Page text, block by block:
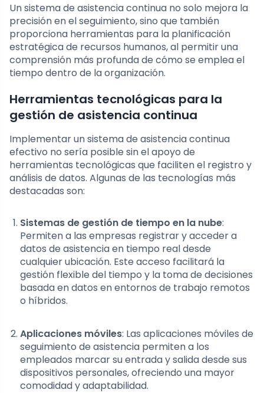
Un sistema de asistencia continua no solo mejora la
precisión en el seguimiento, sino que también
proporciona herramientas para la planificación
estratégica de recursos humanos, al permitir una
comprensión más profunda de cómo se emplea el
tiempo dentro de la organización.
Herramientas tecnológicas para la
gestión de asistencia continua
Implementar un sistema de asistencia continua
efectivo no sería posible sin el apoyo de
herramientas tecnológicas que faciliten el registro y
análisis de datos. Algunas de las tecnologías más
destacadas son:
Sistemas de gestión de tiempo en la nube:
Permiten a las empresas registrar y acceder a
datos de asistencia en tiempo real desde
cualquier ubicación. Este acceso facilitará la
gestión flexible del tiempo y la toma de decisiones
basada en datos en entornos de trabajo remotos
o híbridos.
Aplicaciones móviles: Las aplicaciones móviles de
seguimiento de asistencia permiten a los
empleados marcar su entrada y salida desde sus
dispositivos personales, ofreciendo una mayor
comodidad y adaptabilidad.